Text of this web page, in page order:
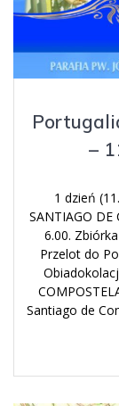
–
1 dzień
SANTIAGO
6.00.
Przelot do
Santiago de